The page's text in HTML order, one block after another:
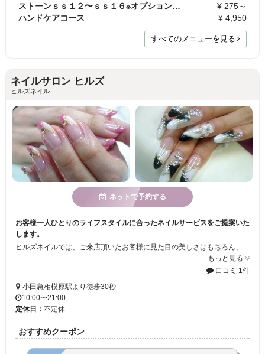
ストーンｓｓ１２〜ｓｓ１６※オプションメニューの為…
¥ 275～
ハンドケアコース
¥ 4,950
すべてのメニューを見る
ネイルサロン ヒルズ
ヒルズネイル
ネットで予約する
お客様一人ひとりのライフスタイルに合ったネイルサービスをご提案いた
します。
ヒルズネイルでは、ご来店頂いたお客様に見た目の美しさはもちろん、 毎日幸せな気持ちで過ごせる事を目標に、心掛けています。 「会社帰りに気軽に寄りたい・・・」 「時間をかけずキレイになりたい・・・」など・・。 大人気のbioジェルから、スカルプチャア、まつ毛カール、footケア などネイルサロンが初めての方でも詳しく説明しますので、安心して ご来店いただけます。従業員一同、お待ちしております
もっと見る
口コミ 1件
小田急相模原駅より徒歩30秒
10:00〜21:00
定休日： 不定休
おすすめクーポン